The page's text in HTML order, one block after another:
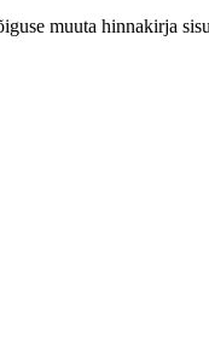
muuta hinnakirja